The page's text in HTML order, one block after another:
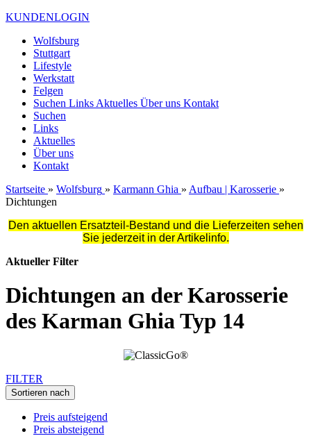
KUNDENLOGIN
Wolfsburg
Stuttgart
Lifestyle
Werkstatt
Felgen
Suchen Links Aktuelles Über uns Kontakt
Suchen
Links
Aktuelles
Über uns
Kontakt
Startseite » Wolfsburg » Karmann Ghia » Aufbau | Karosserie »
Dichtungen
Den aktuellen Ersatzteil-Bestand und die Lieferzeiten sehen
Sie jederzeit in der Artikelinfo.
Aktueller Filter
Dichtungen an der Karosserie
des Karman Ghia Typ 14
FILTER
Sortieren nach
Preis aufsteigend
Preis absteigend